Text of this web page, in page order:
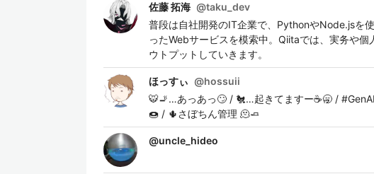
佐藤 拓海 @taku_dev
普段は自社開発のIT企業で、PythonやNode.jsを
ったWebサービスを模索中。Qiitaでは、実务や
ウトプットしていきます。
ほっすぃ @hossuii
🐯🚬…あっあっ🙄 / 🐔…起きてますー☕️🥱 /
🍩 / 🌵さぼちん管理 🫠🧈
@uncle_hideo